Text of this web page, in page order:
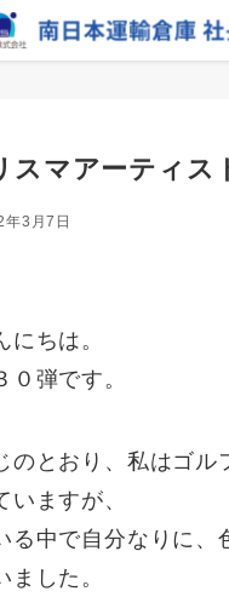
スマアーティス
3月7日
にちは。
０弾です。
のとおり、私はゴル
いますが、
る中で自分なりに、
ました。